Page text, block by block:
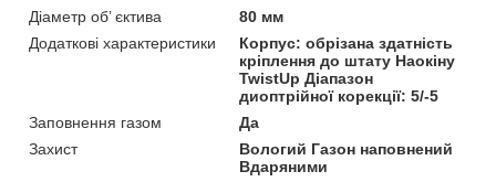
Діаметр об’ єктива
80 мм
Додаткові характеристики
Корпус: обрізана здатність
кріплення до штату Наокіну
TwistUp Діапазон
диоптрійної корекції: 5/-5
Заповнення газом
Да
Захист
Вологий Газон наповнений
Вдаряними